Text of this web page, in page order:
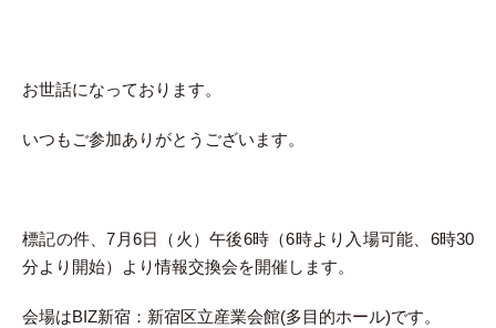
お世話になっております。
いつもご参加ありがとうございます。
標記の件、7月6日（火）午後6時（6時より入場可能、6時30
分より開始）より情報交換会を開催します。
会場はBIZ新宿：新宿区立産業会館(多目的ホール)です。